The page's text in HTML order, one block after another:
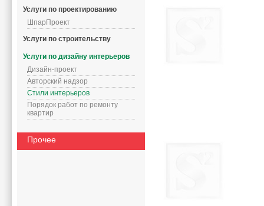
Услуги по проектированию
ШпарПроект
Услуги по строительству
Услуги по дизайну интерьеров
Дизайн-проект
Авторский надзор
Стили интерьеров
Порядок работ по ремонту
квартир
Прочее